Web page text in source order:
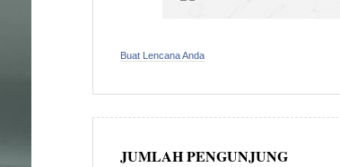
Buat Lencana Anda
JUMLAH PENGUNJUNG